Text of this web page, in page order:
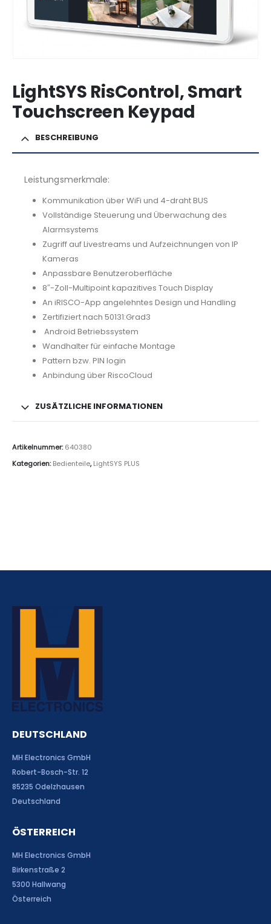
LightSYS RisControl, Smart
Touchscreen Keypad
BESCHREIBUNG
Leistungsmerkmale:
Kommunikation über WiFi und 4-draht BUS
Vollständige Steuerung und Überwachung des
Alarmsystems
Zugriff auf Livestreams und Aufzeichnungen von IP
Kameras
Anpassbare Benutzeroberfläche
8″-Zoll-Multipoint kapazitives Touch Display
An iRISCO-App angelehntes Design und Handling
Zertifiziert nach 50131:Grad3
Android Betriebssystem
Wandhalter für einfache Montage
Pattern bzw. PIN login
Anbindung über RiscoCloud
ZUSÄTZLICHE INFORMATIONEN
Artikelnummer:640380
Kategorien:Bedienteile,LightSYS PLUS
DEUTSCHLAND
MH Electronics GmbH
Robert-Bosch-Str. 12
85235 Odelzhausen
Deutschland
ÖSTERREICH
MH Electronics GmbH
Birkenstraße 2
5300 Hallwang
Österreich